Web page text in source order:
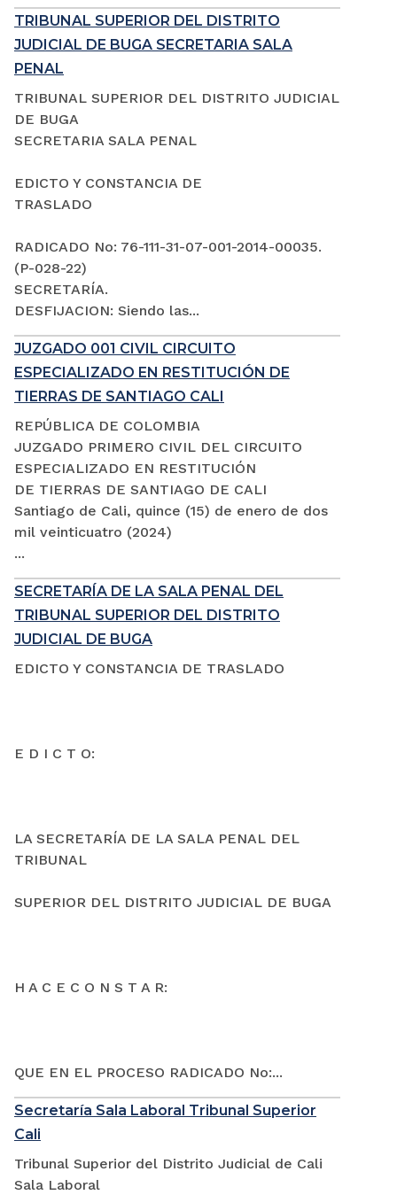
TRIBUNAL SUPERIOR DEL DISTRITO
JUDICIAL DE BUGA SECRETARIA SALA
PENAL
TRIBUNAL SUPERIOR DEL DISTRITO JUDICIAL
DE BUGA
SECRETARIA SALA PENAL
EDICTO Y CONSTANCIA DE
TRASLADO
RADICADO No: 76-111-31-07-001-2014-00035.
(P-028-22)
SECRETARÍA.
DESFIJACION: Siendo las...
JUZGADO 001 CIVIL CIRCUITO
ESPECIALIZADO EN RESTITUCIÓN DE
TIERRAS DE SANTIAGO CALI
REPÚBLICA DE COLOMBIA
JUZGADO PRIMERO CIVIL DEL CIRCUITO
ESPECIALIZADO EN RESTITUCIÓN
DE TIERRAS DE SANTIAGO DE CALI
Santiago de Cali, quince (15) de enero de dos
mil veinticuatro (2024)
...
SECRETARÍA DE LA SALA PENAL DEL
TRIBUNAL SUPERIOR DEL DISTRITO
JUDICIAL DE BUGA
EDICTO Y CONSTANCIA DE TRASLADO
E D I C T O:
LA SECRETARÍA DE LA SALA PENAL DEL
TRIBUNAL
SUPERIOR DEL DISTRITO JUDICIAL DE BUGA
H A C E C O N S T A R:
QUE EN EL PROCESO RADICADO No:...
Secretaría Sala Laboral Tribunal Superior
Cali
Tribunal Superior del Distrito Judicial de Cali
Sala Laboral